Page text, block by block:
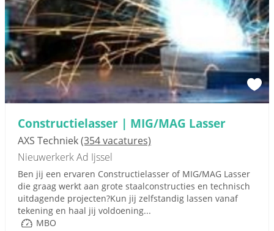
Constructielasser | MIG/MAG Lasser
AXS Techniek(354 vacatures)
Nieuwerkerk Ad Ijssel
Ben jij een ervaren Constructielasser of MIG/MAG Lasser
die graag werkt aan grote staalconstructies en technisch
uitdagende projecten?Kun jij zelfstandig lassen vanaf
tekening en haal jij voldoening...
MBO